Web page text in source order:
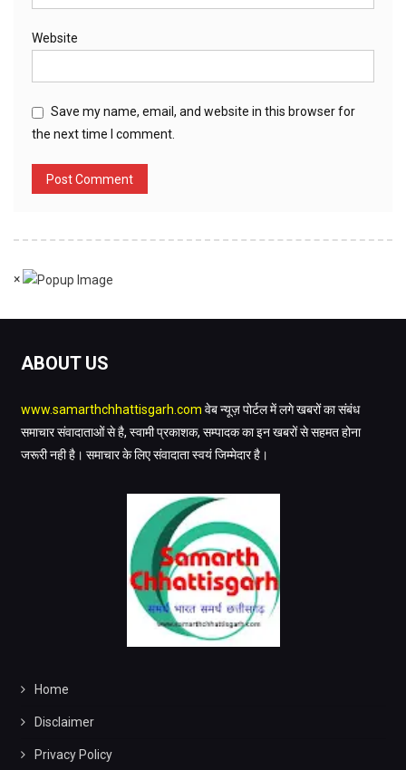
Website
Save my name, email, and website in this browser for
the next time I comment.
×
ABOUT US
www.samarthchhattisgarh.com वेब न्यूज़ पोर्टल में लगे खबरों का संबंध
समाचार संवादाताओं से है, स्वामी प्रकाशक, सम्पादक का इन खबरों से सहमत होना
जरूरी नही है। समाचार के लिए संवादाता स्वयं जिम्मेदार है।
Home
Disclaimer
Privacy Policy